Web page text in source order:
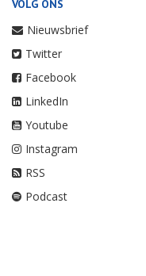
VOLG ONS
Nieuwsbrief
Twitter
Facebook
LinkedIn
Youtube
Instagram
RSS
Podcast